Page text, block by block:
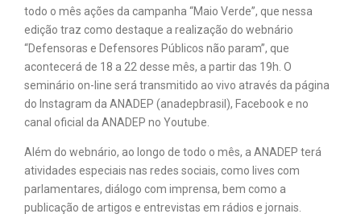
todo o mês ações da campanha “Maio Verde”, que nessa
edição traz como destaque a realização do webnário
“Defensoras e Defensores Públicos não param”, que
acontecerá de 18 a 22 desse mês, a partir das 19h. O
seminário on-line será transmitido ao vivo através da página
do Instagram da ANADEP (anadepbrasil), Facebook e no
canal oficial da ANADEP no Youtube.
Além do webnário, ao longo de todo o mês, a ANADEP terá
atividades especiais nas redes sociais, como lives com
parlamentares, diálogo com imprensa, bem como a
publicação de artigos e entrevistas em rádios e jornais.